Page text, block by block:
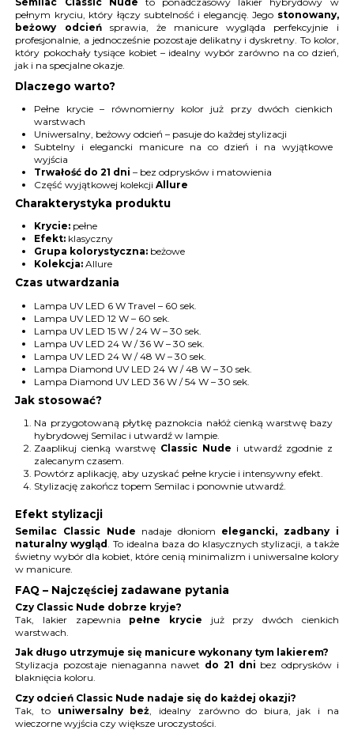
pełnym kryciu, który łączy subtelność i elegancję. Jego stonowany,
beżowy odcieńsprawia, że manicure wygląda perfekcyjnie i
profesjonalnie, a jednocześnie pozostaje delikatny i dyskretny. To kolor,
który pokochały tysiące kobiet – idealny wybór zarówno na co dzień,
jak i na specjalne okazje.
Dlaczego warto?
Pełne krycie – równomierny kolor już przy dwóch cienkich
warstwach
Uniwersalny, beżowy odcień – pasuje do każdej stylizacji
Subtelny i elegancki manicure na co dzień i na wyjątkowe
wyjścia
Trwałość do 21 dni – bez odprysków i matowienia
Część wyjątkowej kolekcjiAllure
Charakterystyka produktu
Krycie: pełne
Efekt: klasyczny
Grupa kolorystyczna: beżowe
Kolekcja: Allure
Czas utwardzania
Lampa UV LED 6 W Travel – 60 sek.
Lampa UV LED 12 W – 60 sek.
Lampa UV LED 15 W / 24 W – 30 sek.
Lampa UV LED 24 W / 36 W – 30 sek.
Lampa UV LED 24 W / 48 W – 30 sek.
Lampa Diamond UV LED 24 W / 48 W – 30 sek.
Lampa Diamond UV LED 36 W / 54 W – 30 sek.
Jak stosować?
Na przygotowaną płytkę paznokcia nałóż cienką warstwę bazy
hybrydowej Semilac i utwardź w lampie.
Zaaplikuj cienką warstwę Classic Nude i utwardź zgodnie z
zalecanym czasem.
Powtórz aplikację, aby uzyskać pełne krycie i intensywny efekt.
Stylizację zakończ topem Semilac i ponownie utwardź.
Efekt stylizacji
Semilac Classic Nude nadaje dłoniom elegancki, zadbany i
naturalny wygląd. To idealna baza do klasycznych stylizacji, a także
świetny wybór dla kobiet, które cenią minimalizm i uniwersalne kolory
w manicure.
FAQ – Najczęściej zadawane pytania
Czy Classic Nude dobrze kryje?
Tak, lakier zapewnia pełne krycie już przy dwóch cienkich
warstwach.
Jak długo utrzymuje się manicure wykonany tym lakierem?
Stylizacja pozostaje nienaganna nawet do 21 dni bez odprysków i
blaknięcia koloru.
Czy odcień Classic Nude nadaje się do każdej okazji?
Tak, to uniwersalny beż , idealny zarówno do biura, jak i na
wieczorne wyjścia czy większe uroczystości.